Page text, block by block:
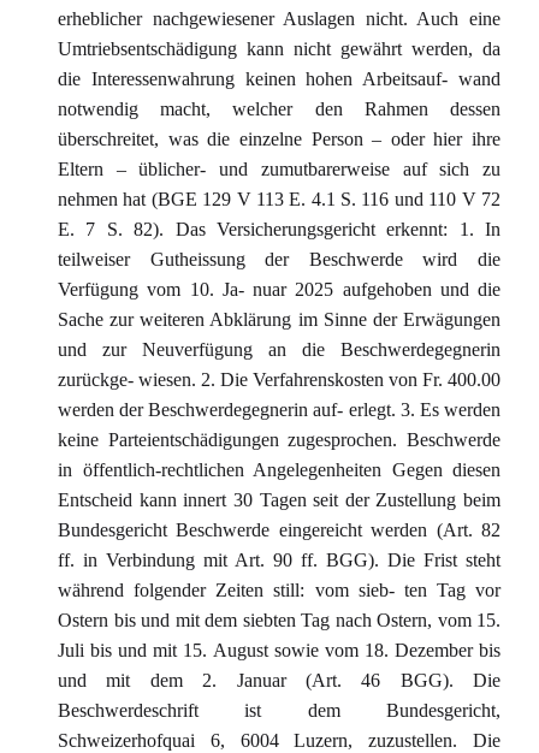
erheblicher nachgewiesener Auslagen nicht. Auch eine
Umtriebsentschädigung kann nicht gewährt werden, da
die Interessenwahrung keinen hohen Arbeitsauf- wand
notwendig macht, welcher den Rahmen dessen
überschreitet, was die einzelne Person – oder hier ihre
Eltern – üblicher- und zumutbarerweise auf sich zu
nehmen hat (BGE 129 V 113 E. 4.1 S. 116 und 110 V 72
E. 7 S. 82). Das Versicherungsgericht erkennt: 1. In
teilweiser Gutheissung der Beschwerde wird die
Verfügung vom 10. Ja- nuar 2025 aufgehoben und die
Sache zur weiteren Abklärung im Sinne der Erwägungen
und zur Neuverfügung an die Beschwerdegegnerin
zurückge- wiesen. 2. Die Verfahrenskosten von Fr. 400.00
werden der Beschwerdegegnerin auf- erlegt. 3. Es werden
keine Parteientschädigungen zugesprochen. Beschwerde
in öffentlich-rechtlichen Angelegenheiten Gegen diesen
Entscheid kann innert 30 Tagen seit der Zustellung beim
Bundesgericht Beschwerde eingereicht werden (Art. 82
ff. in Verbindung mit Art. 90 ff. BGG). Die Frist steht
während folgender Zeiten still: vom sieb- ten Tag vor
Ostern bis und mit dem siebten Tag nach Ostern, vom 15.
Juli bis und mit 15. August sowie vom 18. Dezember bis
und mit dem 2. Januar (Art. 46 BGG). Die
Beschwerdeschrift ist dem Bundesgericht,
Schweizerhofquai 6, 6004 Luzern, zuzustellen. Die